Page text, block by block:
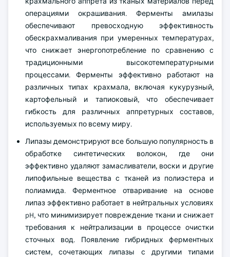
операциями окрашивания. Ферменты амилазы
обеспечивают превосходную эффективность
обескрахмаливания при умеренных температурах,
что снижает энергопотребление по сравнению с
традиционными высокотемпературными
процессами. Ферменты эффективно работают на
различных типах крахмала, включая кукурузный,
картофельный и тапиоковый, что обеспечивает
гибкость для различных аппретурных составов,
используемых по всему миру.
Липазы демонстрируют все большую популярность в
обработке синтетических волокон, где они
эффективно удаляют замасливатели, воски и другие
липофильные вещества с тканей из полиэстера и
полиамида. Ферментное отваривание на основе
липаз эффективно работает в нейтральных условиях
pH, что минимизирует повреждение ткани и снижает
требования к нейтрализации в процессе очистки
сточных вод. Появление гибридных ферментных
систем, сочетающих липазы с другими типами